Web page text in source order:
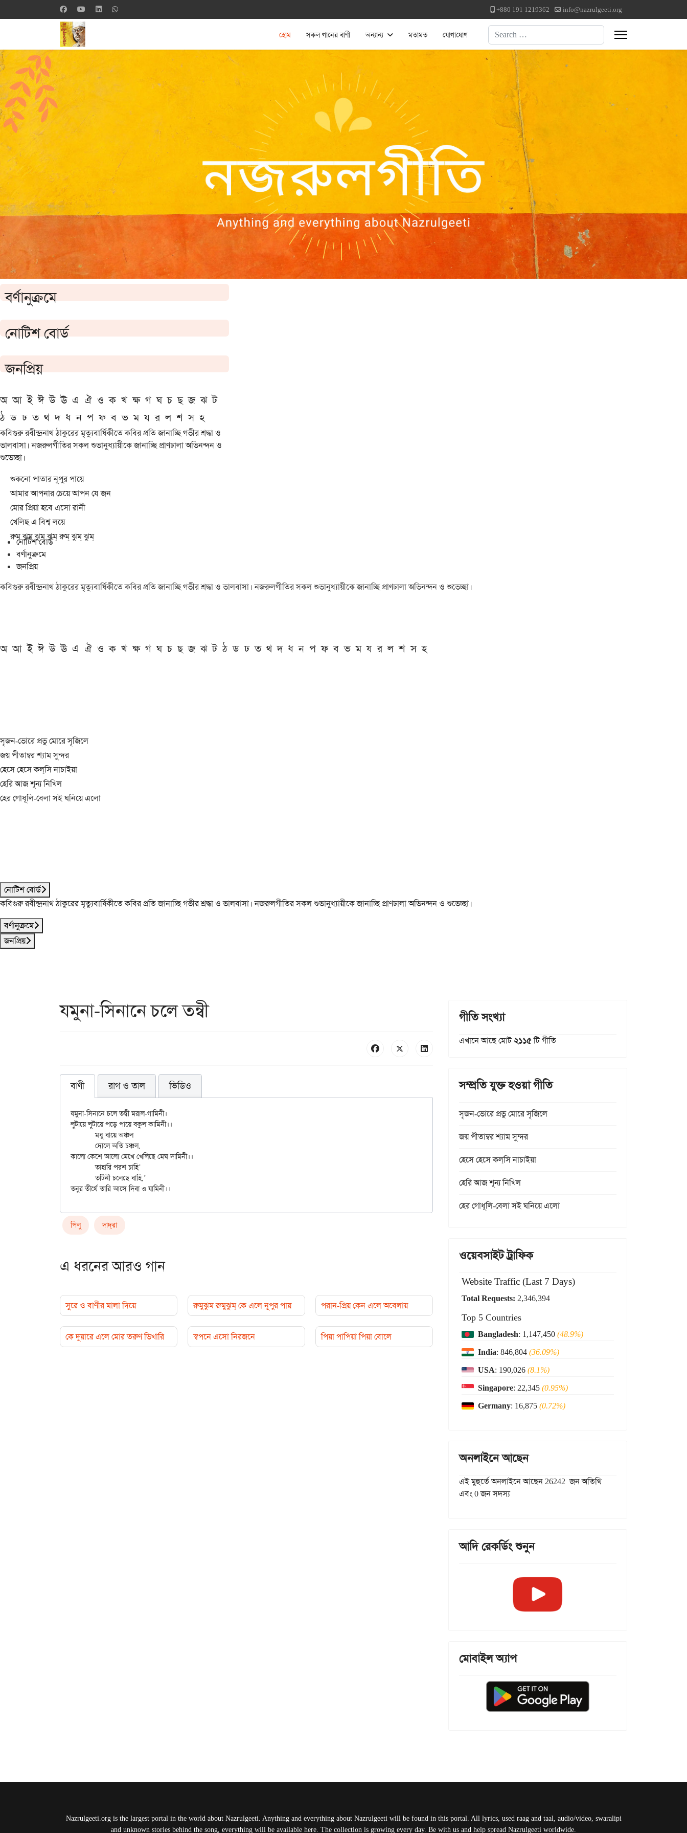
+880 191 1219362 info@nazrulgeeti.org
হোম সকল গানের বাণী অন্যান্য মতামত যোগাযোগ Search
বর্ণানুক্রমে
নোটিশ বোর্ড
জনপ্রিয়
অ আ ই ঈ উ ঊ এ ঐ ও ক খ ক্ষ গ ঘ চ ছ জ ঝ ট
ঠ ড ঢ ত থ দ ধ ন প ফ ব ভ ম য র ল শ স হ
কবিগুরু রবীন্দ্রনাথ ঠাকুরের মৃত্যুবার্ষিকীতে কবির প্রতি জানাচ্ছি গভীর শ্রদ্ধা ও
ভালবাসা। নজরুলগীতির সকল শুভানুধ্যায়ীকে জানাচ্ছি প্রাণঢালা অভিনন্দন ও
শুভেচ্ছা।
শুকনো পাতার নূপুর পায়ে
আমার আপনার চেয়ে আপন যে জন
মোর প্রিয়া হবে এসো রানী
খেলিছ এ বিশ্ব লয়ে
রুম্ ঝুম্ ঝুম্ ঝুম্ রুম্ ঝুম্ ঝুম্
নোটিশ বোর্ড
বর্ণানুক্রমে
জনপ্রিয়
কবিগুরু রবীন্দ্রনাথ ঠাকুরের মৃত্যুবার্ষিকীতে কবির প্রতি জানাচ্ছি গভীর শ্রদ্ধা ও ভালবাসা। নজরুলগীতির সকল শুভানুধ্যায়ীকে জানাচ্ছি প্রাণঢালা অভিনন্দন ও শুভেচ্ছা।
অ আ ই ঈ উ ঊ এ ঐ ও ক খ ক্ষ গ ঘ চ ছ জ ঝ ট ঠ ড ঢ ত থ দ ধ ন প ফ ব ভ ম য র ল শ স হ
সৃজন-ভোরে প্রভু মোরে সৃজিলে
জয় পীতাম্বর শ্যাম সুন্দর
হেসে হেসে কল্‌সি নাচাইয়া
হেরি আজ শূন্য নিখিল
হের গোধূলি-বেলা সই ঘনিয়ে এলো
নোটিশ বোর্ড
কবিগুরু রবীন্দ্রনাথ ঠাকুরের মৃত্যুবার্ষিকীতে কবির প্রতি জানাচ্ছি গভীর শ্রদ্ধা ও ভালবাসা। নজরুলগীতির সকল শুভানুধ্যায়ীকে জানাচ্ছি প্রাণঢালা অভিনন্দন ও শুভেচ্ছা।
বর্ণানুক্রমে
জনপ্রিয়
যমুনা-সিনানে চলে তন্বী
বাণী রাগ ও তাল ভিডিও
যমুনা-সিনানে চলে তন্বী মরাল-গামিনী।
লুটায়ে লুটায়ে পড়ে পায়ে বকুল কামিনী।।
	মধু বায়ে অঞ্চল
কালো কেশে আলো মেখে খেলিছে মেঘ দামিনী।।
	তাহারি পরশ চাহি’
	তটিনী চলেছে বাহি,’
পিলু দাদ্‌রা
এ ধরনের আরও গান
সুরে ও বাণীর মালা দিয়ে রুমুঝুম রুমুঝুম্ কে এলে নূপুর পায় পরান-প্রিয় কেন এলে অবেলায়
কে দুয়ারে এলে মোর তরুণ ভিখারি স্বপনে এসো নিরজনে পিয়া পাপিয়া পিয়া বোলে
গীতি সংখ্যা
এখানে আছে মোট২১১৫টি গীতি
সম্প্রতি যুক্ত হওয়া গীতি
সৃজন-ভোরে প্রভু মোরে সৃজিলে
জয় পীতাম্বর শ্যাম সুন্দর
হেসে হেসে কল্‌সি নাচাইয়া
হেরি আজ শূন্য নিখিল
হের গোধূলি-বেলা সই ঘনিয়ে এলো
ওয়েবসাইট ট্রাফিক
Website Traffic (Last 7 Days)
Total Requests: 2,346,394
Top 5 Countries
Bangladesh: 1,147,450(48.9%)
India: 846,804(36.09%)
USA: 190,026(8.1%)
Singapore: 22,345(0.95%)
Germany: 16,875(0.72%)
অনলাইনে আছেন
এই মুহুর্তে অনলাইনে আছেন 26242 জন অতিথি
এবং 0 জন সদস্য
আদি রেকর্ডিং শুনুন
মোবাইল অ্যাপ
Nazrulgeeti.org is the largest portal in the world about Nazrulgeeti. Anything and everything about Nazrulgeeti will be found in this portal. All lyrics, used raag and taal, audio/video, swaralipi
and unknown stories behind the song, everything will be available here. The collection is growing every day. Be with us and help spread Nazrulgeeti worldwide.